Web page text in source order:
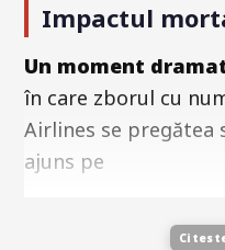
Impactul
Un moment
în care zborul cu
Airlines se pregătea
ajuns pe